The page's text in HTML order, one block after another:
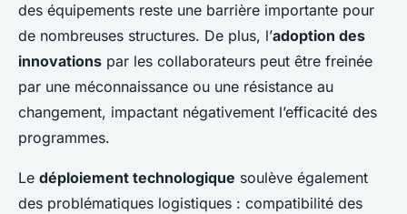
des équipements reste une barrière importante pour
de nombreuses structures. De plus, l’adoption des
innovations par les collaborateurs peut être freinée
par une méconnaissance ou une résistance au
changement, impactant négativement l’efficacité des
programmes.
Le déploiement technologique soulève également
des problématiques logistiques : compatibilité des